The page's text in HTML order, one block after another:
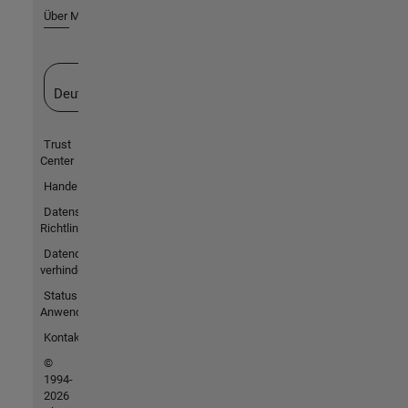
Über MathWorks
Deutschland
Trust
Center
Handelsmarken
Datenschutz-
Richtlinien
Datendiebstahl
verhindern
Status von
Anwendungen
Kontakt
©
1994-
2026